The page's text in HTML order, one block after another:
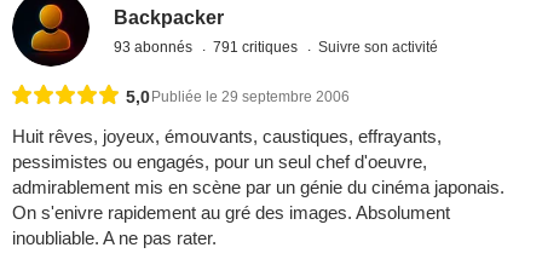
Backpacker
93 abonnés 791 critiques Suivre son activité
5,0 Publiée le 29 septembre 2006
Huit rêves, joyeux, émouvants, caustiques, effrayants,
pessimistes ou engagés, pour un seul chef d'oeuvre,
admirablement mis en scène par un génie du cinéma japonais.
On s'enivre rapidement au gré des images. Absolument
inoubliable. A ne pas rater.